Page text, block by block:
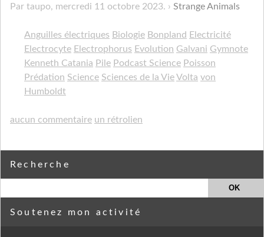
Par taupo, mercredi 11 octobre 2023. Strange Animals
Anguilles électriques Biologie Bonpland Electricité
Electrocyte Electrophorus Evolution Galvani Gymnote
Kenneth Catania Pile Podcast Science Poisson
Prédation Science Sciences de la VieVolta von
Humboldt
aucun commentaire un rétrolien
Recherche
Soutenez mon activité